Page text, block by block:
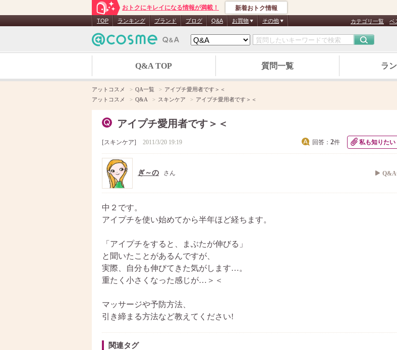
おトクにキレイになる情報が満載！ 新着おトク情報
TOP ランキング ブランド ブログ Q&A お買物 その他 カテゴリ一覧 ベ
Q&A TOP 質問一覧 ラ
アットコスメ QA一覧
アイプチ愛用者です＞＜
アットコスメ
Q&A スキンケア アイプチ愛用者です＞＜
アイプチ愛用者です＞＜
スキンケア 2011/3/20 19:19 回答： 2件 私も知りたい
ぎ～の さん Q&A
中２です。
アイプチを使い始めてから半年ほど経ちます。
「アイプチをすると、まぶたが伸びる」
と聞いたことがあるんですが、
実際、自分も伸びてきた気がします…。
重たく小さくなった感じが…＞＜
マッサージや予防方法、
引き締まる方法など教えてください!
関連タグ